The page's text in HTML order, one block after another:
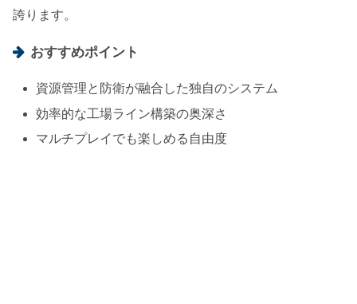
誇ります。
おすすめポイント
資源管理と防衛が融合した独自のシステム
効率的な工場ライン構築の奥深さ
マルチプレイでも楽しめる自由度